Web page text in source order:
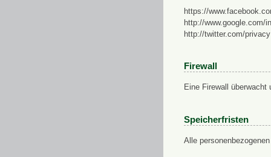
https://
http://www.google.com/
http://twitter.com/privacy
Firewall
Eine Firewall
Speicherfristen
Alle